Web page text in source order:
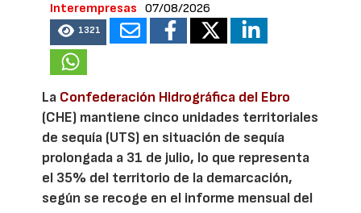
Interempresas
07/08/2026
1321
La Confederación Hidrográfica del Ebro
(CHE) mantiene cinco unidades territoriales
de sequía (UTS) en situación de sequía
prolongada a 31 de julio, lo que representa
el 35% del territorio de la demarcación,
según se recoge en el informe mensual del